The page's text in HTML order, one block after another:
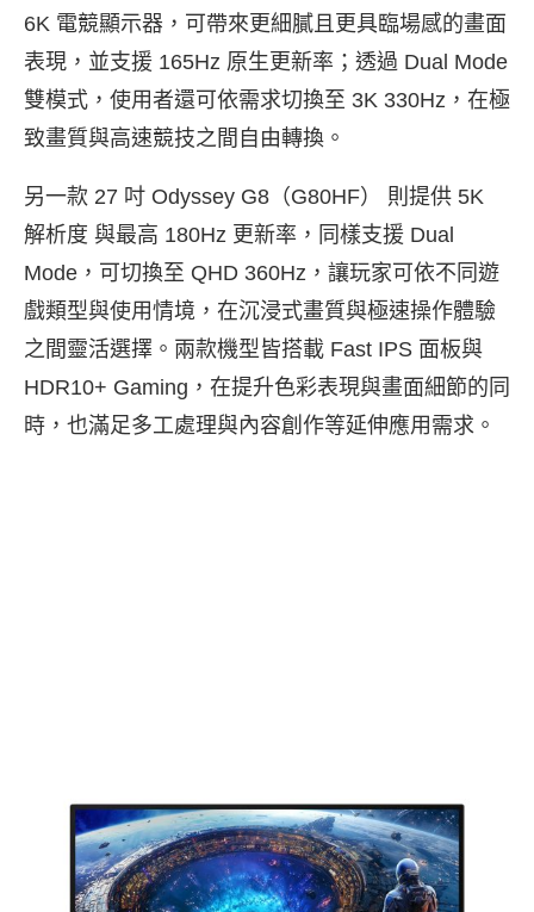
6K 電競顯示器，可帶來更細膩且更具臨場感的畫面
表現，並支援 165Hz 原生更新率；透過 Dual Mode
雙模式，使用者還可依需求切換至 3K 330Hz，在極
致畫質與高速競技之間自由轉換。
另一款 27 吋 Odyssey G8（G80HF） 則提供 5K
解析度 與最高 180Hz 更新率，同樣支援 Dual
Mode，可切換至 QHD 360Hz，讓玩家可依不同遊
戲類型與使用情境，在沉浸式畫質與極速操作體驗
之間靈活選擇。兩款機型皆搭載 Fast IPS 面板與
HDR10+ Gaming，在提升色彩表現與畫面細節的同
時，也滿足多工處理與內容創作等延伸應用需求。